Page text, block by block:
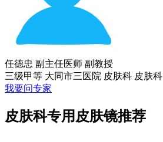
任德忠 副主任医师 副教授
三级甲等 大同市三医院 皮肤科 皮肤科
我要问专家
皮肤科专用皮肤镜推荐